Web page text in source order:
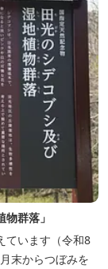
群落」
ています（令和8